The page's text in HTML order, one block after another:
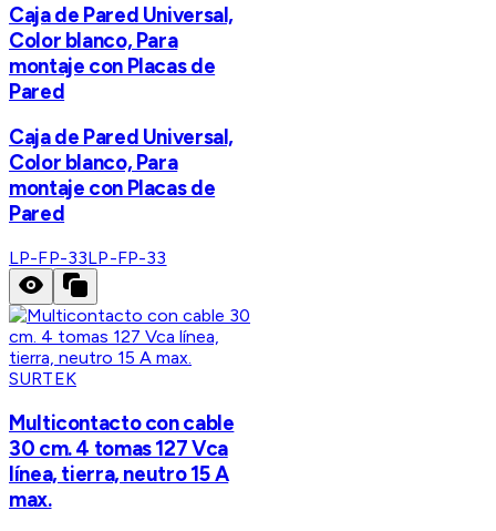
Caja de Pared Universal,
Color blanco, Para
montaje con Placas de
Pared
Caja de Pared Universal,
Color blanco, Para
montaje con Placas de
Pared
LP-FP-33LP-FP-33
SURTEK
Multicontacto con cable
30 cm. 4 tomas 127 Vca
línea, tierra, neutro 15 A
max.